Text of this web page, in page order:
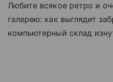
Любите всякое ретро и
галерею: как выглядит
компьютерный склад